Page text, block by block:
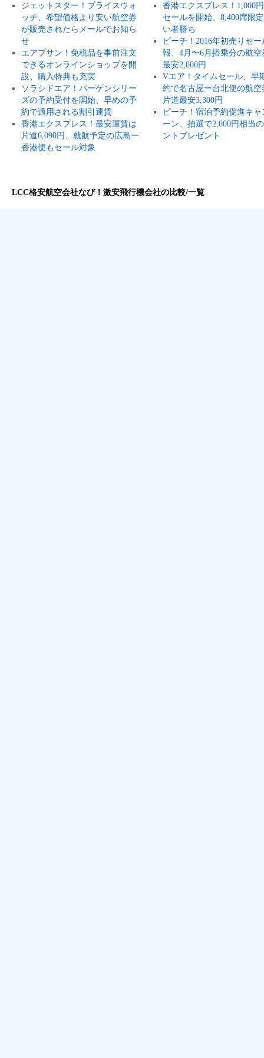
ジェットスター！プライスウォ
ッチ、希望価格より安い航空券
が販売されたらメールでお知ら
せ
エアプサン！免税品を事前注文
できるオンラインショップを開
設、購入特典も充実
ソラシドエア！バーゲンシリー
ズの予約受付を開始、早めの予
約で適用される割引運賃
香港エクスプレス！最安運賃は
片道6,090円、就航予定の広島ー
香港便もセール対象
香港エクスプレス！1,000
セールを開始、8,400席限
い者勝ち
ピーチ！2016年初売りセー
報、4月〜6月搭乗分の航空
最安2,000円
Vエア！タイムセール、早
約で名古屋ー台北便の航空
片道最安3,300円
ピーチ！宿泊予約促進キャ
ーン、抽選で2,000円相当
ントプレゼント
LCC格安航空会社なび！激安飛行機会社の比較/一覧